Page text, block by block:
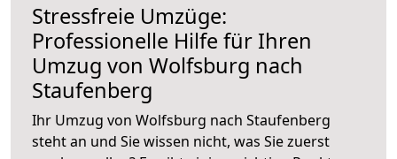
Stressfreie Umzüge:
Professionelle Hilfe für Ihren
Umzug von Wolfsburg nach
Staufenberg
Ihr Umzug von Wolfsburg nach Staufenberg
steht an und Sie wissen nicht, was Sie zuerst